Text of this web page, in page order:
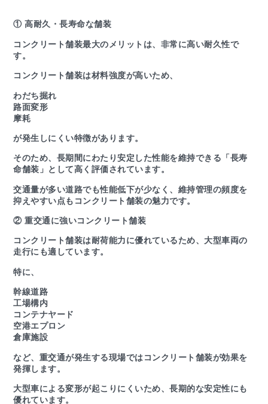
① 高耐久・長寿命な舗装
コンクリート舗装最大のメリットは、非常に高い耐久性で
す。
コンクリート舗装は材料強度が高いため、
わだち掘れ
路面変形
摩耗
が発生しにくい特徴があります。
そのため、長期間にわたり安定した性能を維持できる「長寿
命舗装」として高く評価されています。
交通量が多い道路でも性能低下が少なく、維持管理の頻度を
抑えやすい点もコンクリート舗装の魅力です。
② 重交通に強いコンクリート舗装
コンクリート舗装は耐荷能力に優れているため、大型車両の
走行にも適しています。
特に、
幹線道路
工場構内
コンテナヤード
空港エプロン
倉庫施設
など、重交通が発生する現場ではコンクリート舗装が効果を
発揮します。
大型車による変形が起こりにくいため、長期的な安定性にも
優れています。